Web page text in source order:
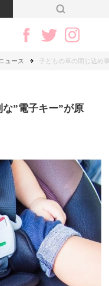
ュース 子どもの車の閉じ込め
”電子キー”が原